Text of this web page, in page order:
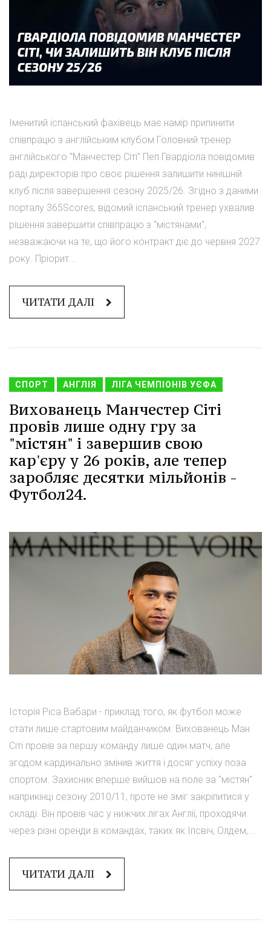
Іменитий іспанський фахівець має намір припинити
співпрацю з англійським клубом Головний тренер
англійського "Манчестер Сіті" Пеп Гвардіола повідомив
раді директорів про своє рішення залишити нинішній
клуб після завершення сезону 2025/26. Згідно з даними
порталу 365Scores, відомий іспанський тренер ухвалив
рішення завершити співпрацю з "містянами",
незважаючи на те, що його контракт діє до червня 2027
року. Пріорит...
ЧИТАТИ ДАЛІ
СПОРТ АНГЛІЯ ЛІГА ЧЕМПІОНІВ УЄФА
Вихованець Манчестер Сіті
провів лише одну гру за
"містян" і завершив свою
кар'єру у 26 років, але тепер
заробляє десятки мільйонів -
Футбол24.
Історія Ріса Вабари - приклад того, як футбол може
стати лише стартовим майданчиком. Вихованець Ман
Сіті провів за першу команду лише один матч, але
згодом кардинально змінив життя і досяг успіху поза
спортом. Захисник вперше вийшов на поле за "містян"
наприкінці сезону 2010/11, проте не зміг закріпитися у
складі. Він провів час у нижчих лігах Англії, проходячи
через різні оренди в командах, таких як Іпсвіч, Олдем,...
ЧИТАТИ ДАЛІ